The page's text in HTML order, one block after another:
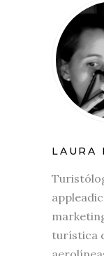
LAURA
turística